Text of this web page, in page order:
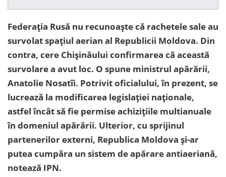
Federația Rusă nu recunoaște că rachetele sale au
survolat spațiul aerian al Republicii Moldova. Din
contra, cere Chișinăului confirmarea că această
survolare a avut loc. O spune ministrul apărării,
Anatolie Nosatîi. Potrivit oficialului, în prezent, se
lucrează la modificarea legislației naționale,
astfel încât să fie permise achizițiile multianuale
în domeniul apărării. Ulterior, cu sprijinul
partenerilor externi, Republica Moldova și-ar
putea cumpăra un sistem de apărare antiaeriană,
notează IPN.